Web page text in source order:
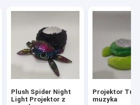
Plush Spider Night
Light Projektor z
Projektor
muzyka